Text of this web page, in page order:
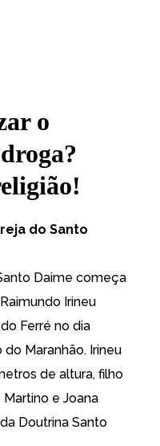
o
do Santo
Daime começa
Irineu
Ferré no dia
Maranhão. Irineu
de altura, filho
e Joana
Doutrina Santo